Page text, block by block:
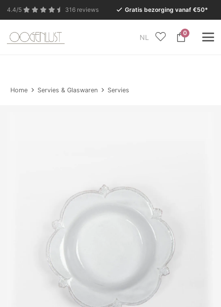
4.4/5 316 reviews Gratis bezorging vanaf €50*
NL
0
In verband met de zomervakantie is onze Conceptstore
Home Servies & Glaswaren Servies